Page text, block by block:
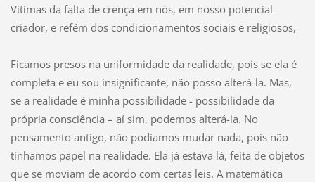
Vítimas da falta de crença em nós, em nosso potencial
criador, e refém dos condicionamentos sociais e religiosos,
Ficamos presos na uniformidade da realidade, pois se ela é
completa e eu sou insignificante, não posso alterá-la. Mas,
se a realidade é minha possibilidade - possibilidade da
própria consciência – aí sim, podemos alterá-la. No
pensamento antigo, não podíamos mudar nada, pois não
tínhamos papel na realidade. Ela já estava lá, feita de objetos
que se moviam de acordo com certas leis. A matemática